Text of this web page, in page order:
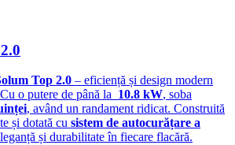
Top 2.0 – eficiență și design modern
o putere de până la 10.8 kW, soba
, având un randament ridicat. Construită
și dotată cu sistem de autocurățare a
și durabilitate în fiecare flacără.